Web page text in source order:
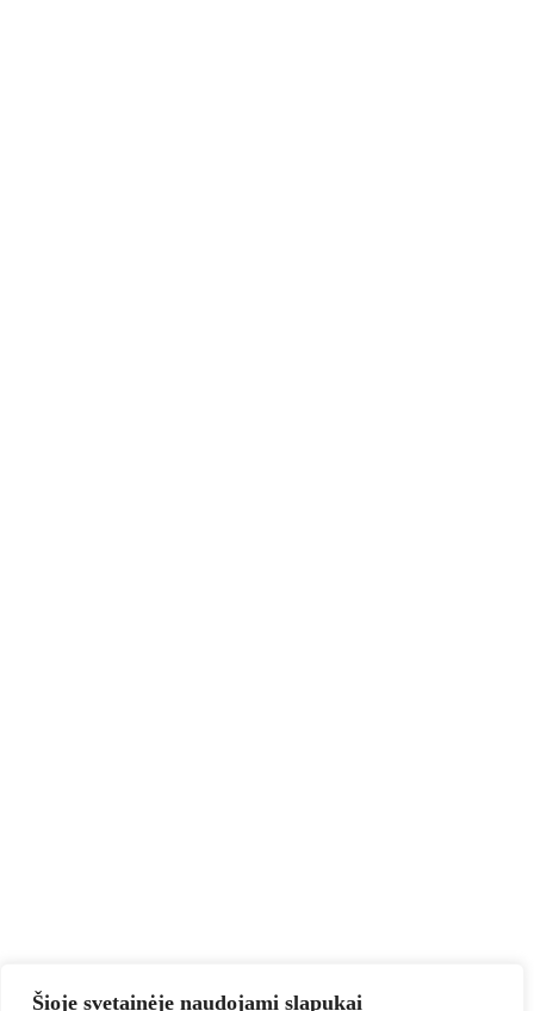
Šioje svetainėje naudojami slapukai